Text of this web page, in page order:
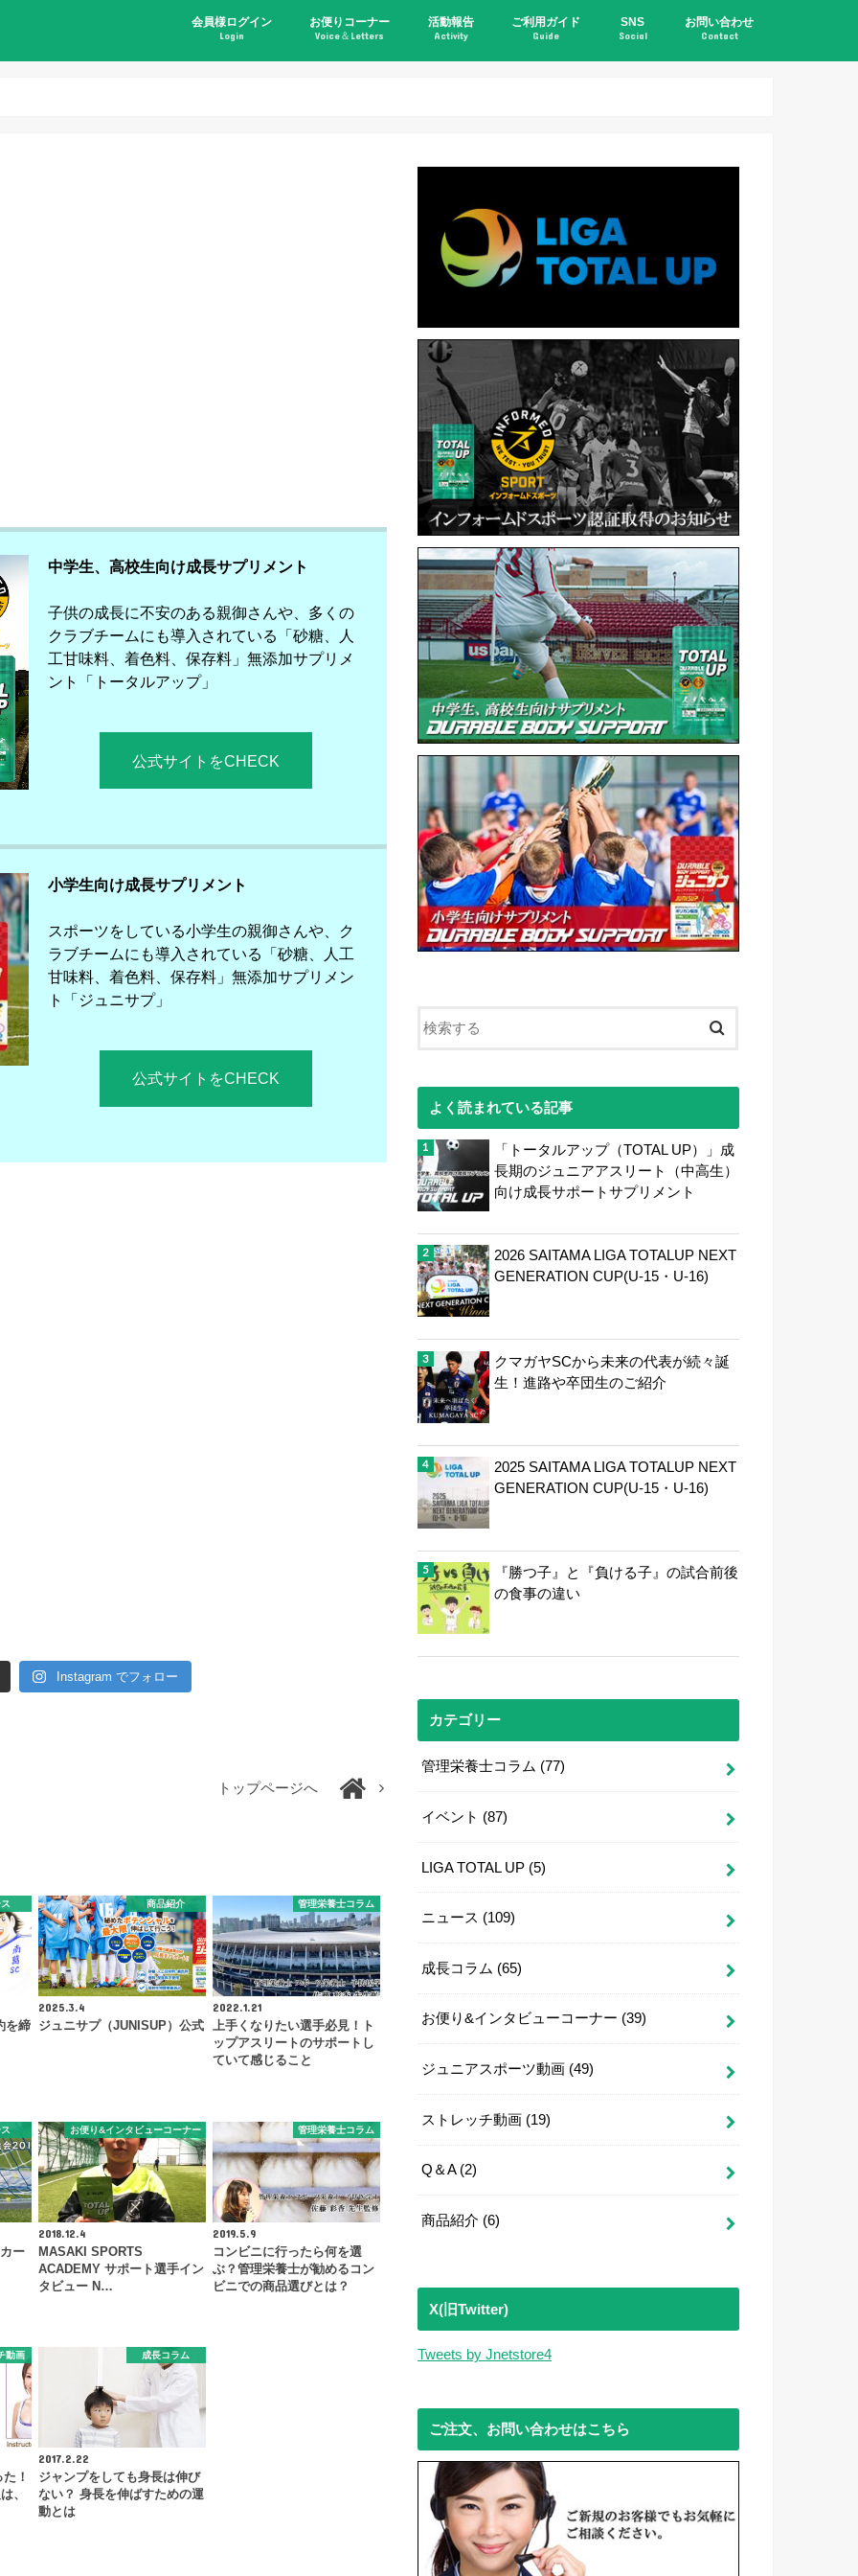
会員様ログイン
Login
お便りコーナー
Voice＆Letters
活動報告
Activity
ご利用ガイド
Guide
SNS
Social
お問い合わせ
Contact
中学生、高校生向け成長サプリメント
子供の成長に不安のある親御さんや、多くの
クラブチームにも導入されている「砂糖、人
工甘味料、着色料、保存料」無添加サプリメ
ント「トータルアップ」
公式サイトをCHECK
小学生向け成長サプリメント
スポーツをしている小学生の親御さんや、ク
ラブチームにも導入されている「砂糖、人工
甘味料、着色料、保存料」無添加サプリメン
ト「ジュニサプ」
公式サイトをCHECK
Instagram でフォロー
トップページへ
を締
商品紹介
2025.3.4
ジュニサプ（JUNISUP）公式
管理栄養士コラム
2022.1.21
上手くなりたい選手必見！ト
ップアスリートのサポートし
ていて感じること
ー
お便り&インタビューコーナー
2018.12.4
MASAKI SPORTS
ACADEMY サポート選手イン
タビュー N…
管理栄養士コラム
2019.5.9
コンビニに行ったら何を選
ぶ？管理栄養士が勧めるコン
ビニでの商品選びとは？
動画
！
、
成長コラム
2017.2.22
ジャンプをしても身長は伸び
ない？ 身長を伸ばすための運
動とは
よく読まれている記事
「トータルアップ（TOTAL UP）」成
長期のジュニアアスリート（中高生）
向け成長サポートサプリメント
2026 SAITAMA LIGA TOTALUP NEXT
GENERATION CUP(U-15・U-16)
クマガヤSCから未来の代表が続々誕
生！進路や卒団生のご紹介
2025 SAITAMA LIGA TOTALUP NEXT
GENERATION CUP(U-15・U-16)
『勝つ子』と『負ける子』の試合前後
の食事の違い
カテゴリー
管理栄養士コラム (77)
イベント (87)
LIGA TOTAL UP (5)
ニュース (109)
成長コラム (65)
お便り&インタビューコーナー (39)
ジュニアスポーツ動画 (49)
ストレッチ動画 (19)
Q＆A (2)
商品紹介 (6)
X(旧Twitter)
Tweets by Jnetstore4
ご注文、お問い合わせはこちら